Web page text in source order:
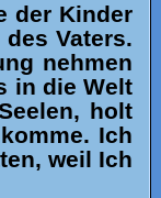
der Kinder
Vaters.
nehmen
in die Welt
holt
Ich
weil Ich